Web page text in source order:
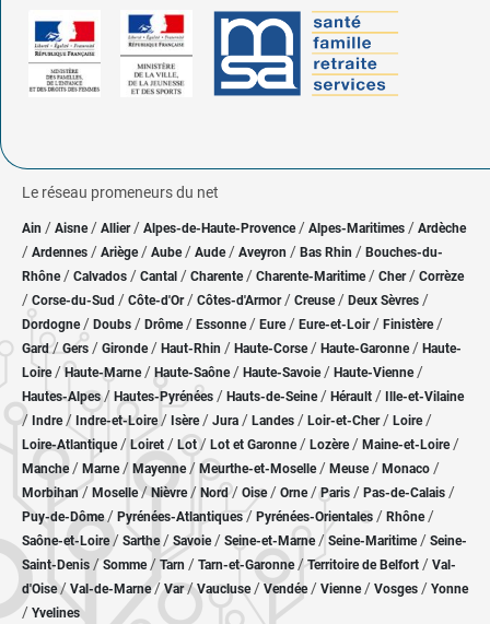
Le réseau promeneurs du net
Ain / Aisne/ Allier/ Alpes-de-Haute-Provence / Alpes-Maritimes / Ardèche
/ Ardennes / Ariège/ Aube/ Aude / Aveyron / Bas Rhin / Bouches-du-
Rhône/ Calvados / Cantal / Charente / Charente-Maritime/ Cher / Corrèze
/ Corse-du-Sud / Côte-d'Or / Côtes-d'Armor/ Creuse/ Deux Sèvres /
Dordogne/ Doubs / Drôme/ Essonne / Eure/ Eure-et-Loir / Finistère/
Gard/Gers / Gironde/ Haut-Rhin / Haute-Corse/ Haute-Garonne/ Haute-
Loire/Haute-Marne/ Haute-Saône/ Haute-Savoie/ Haute-Vienne/
Hautes-Alpes/ Hautes-Pyrénées / Hauts-de-Seine/ Hérault / Ille-et-Vilaine
/ Indre/ Indre-et-Loire/ Isère/ Jura / Landes / Loir-et-Cher/ Loire/
Loire-Atlantique/ Loiret / Lot/ Lot et Garonne/ Lozère / Maine-et-Loire/
Manche/ Marne/ Mayenne/ Meurthe-et-Moselle/ Meuse/ Monaco /
Morbihan/ Moselle/ Nièvre / Nord/ Oise / Orne/Paris / Pas-de-Calais /
Puy-de-Dôme/ Pyrénées-Atlantiques / Pyrénées-Orientales / Rhône/
Saône-et-Loire/ Sarthe/ Savoie/ Seine-et-Marne/ Seine-Maritime/ Seine-
Saint-Denis /Somme/ Tarn / Tarn-et-Garonne/Territoire de Belfort / Val-
d'Oise/ Val-de-Marne/Var/Vaucluse/ Vendée/ Vienne/ Vosges / Yonne
/ Yvelines